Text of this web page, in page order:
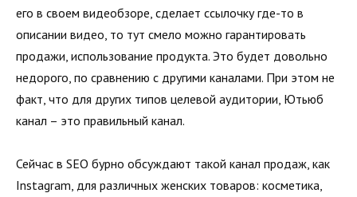
его в своем видеобзоре, сделает ссылочку где-то в
описании видео, то тут смело можно гарантировать
продажи, использование продукта. Это будет довольно
недорого, по сравнению с другими каналами. При этом не
факт, что для других типов целевой аудитории, Ютьюб
канал – это правильный канал.
Сейчас в SEO бурно обсуждают такой канал продаж, как
Instagram, для различных женских товаров: косметика,